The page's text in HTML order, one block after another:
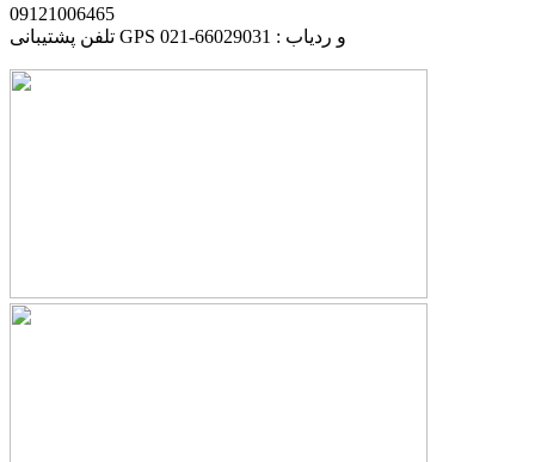
09121006465
تلفن پشتیبانی GPS و ردیاب : 66029031-021